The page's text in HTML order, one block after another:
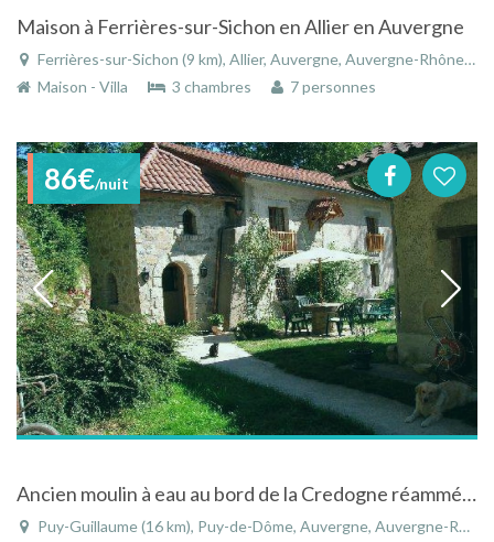
Maison à Ferrières-sur-Sichon en Allier en Auvergne
Ferrières-sur-Sichon (9 km), Allier, Auvergne, Auvergne-Rhône-Alpes, France
Maison - Villa
3 chambres 7 personnes
86€/nuit
Ancien moulin à eau au bord de la Credogne réamménagé avec piscine, jacuzzi, sauna
Puy-Guillaume (16 km), Puy-de-Dôme, Auvergne, Auvergne-Rhône-Alpes, France